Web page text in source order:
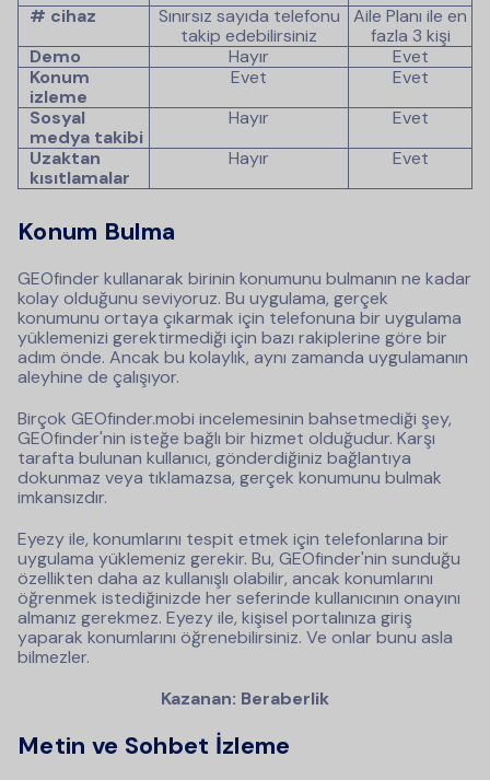
# cihaz
Sınırsız sayıda telefonu
takip edebilirsiniz
Aile Planı ile en
fazla 3 kişi
Demo
Hayır
Evet
Konum
izleme
Evet
Evet
Sosyal
medya takibi
Hayır
Evet
Uzaktan
kısıtlamalar
Hayır Evet
Konum Bulma
GEOfinder kullanarak birinin konumunu bulmanın ne kadar
kolay olduğunu seviyoruz. Bu uygulama, gerçek
konumunu ortaya çıkarmak için telefonuna bir uygulama
yüklemenizi gerektirmediği için bazı rakiplerine göre bir
adım önde. Ancak bu kolaylık, aynı zamanda uygulamanın
aleyhine de çalışıyor.
Birçok GEOfinder.mobi incelemesinin bahsetmediği şey,
GEOfinder'nin isteğe bağlı bir hizmet olduğudur. Karşı
tarafta bulunan kullanıcı, gönderdiğiniz bağlantıya
dokunmaz veya tıklamazsa, gerçek konumunu bulmak
imkansızdır.
Eyezy ile, konumlarını tespit etmek için telefonlarına bir
uygulama yüklemeniz gerekir. Bu, GEOfinder'nin sunduğu
özellikten daha az kullanışlı olabilir, ancak konumlarını
öğrenmek istediğinizde her seferinde kullanıcının onayını
almanız gerekmez. Eyezy ile, kişisel portalınıza giriş
yaparak konumlarını öğrenebilirsiniz. Ve onlar bunu asla
bilmezler.
Kazanan: Beraberlik
Metin ve Sohbet İzleme